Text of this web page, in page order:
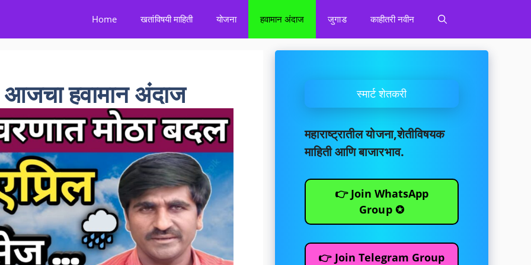
Home खतांविषयी माहिती योजना हवामान अंदाज जुगाड काहीतरी नवीन
हवामान अंदाज स्मार्ट शेतकरी
महाराष्ट्रातील योजना,शेतीविषयक
माहिती आणि बाजारभाव.
👉 Join WhatsApp
Group ✪
👉 Join Telegram Group